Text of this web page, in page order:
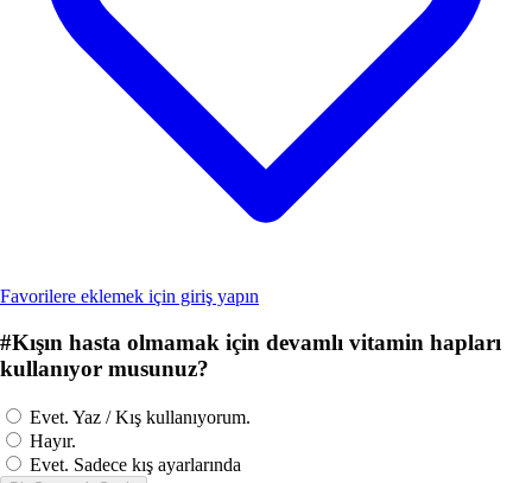
Favorilere eklemek için giriş yapın
#Kışın hasta olmamak için devamlı vitamin hapları
kullanıyor musunuz?
Evet. Yaz / Kış kullanıyorum.
Hayır.
Evet. Sadece kış ayarlarında